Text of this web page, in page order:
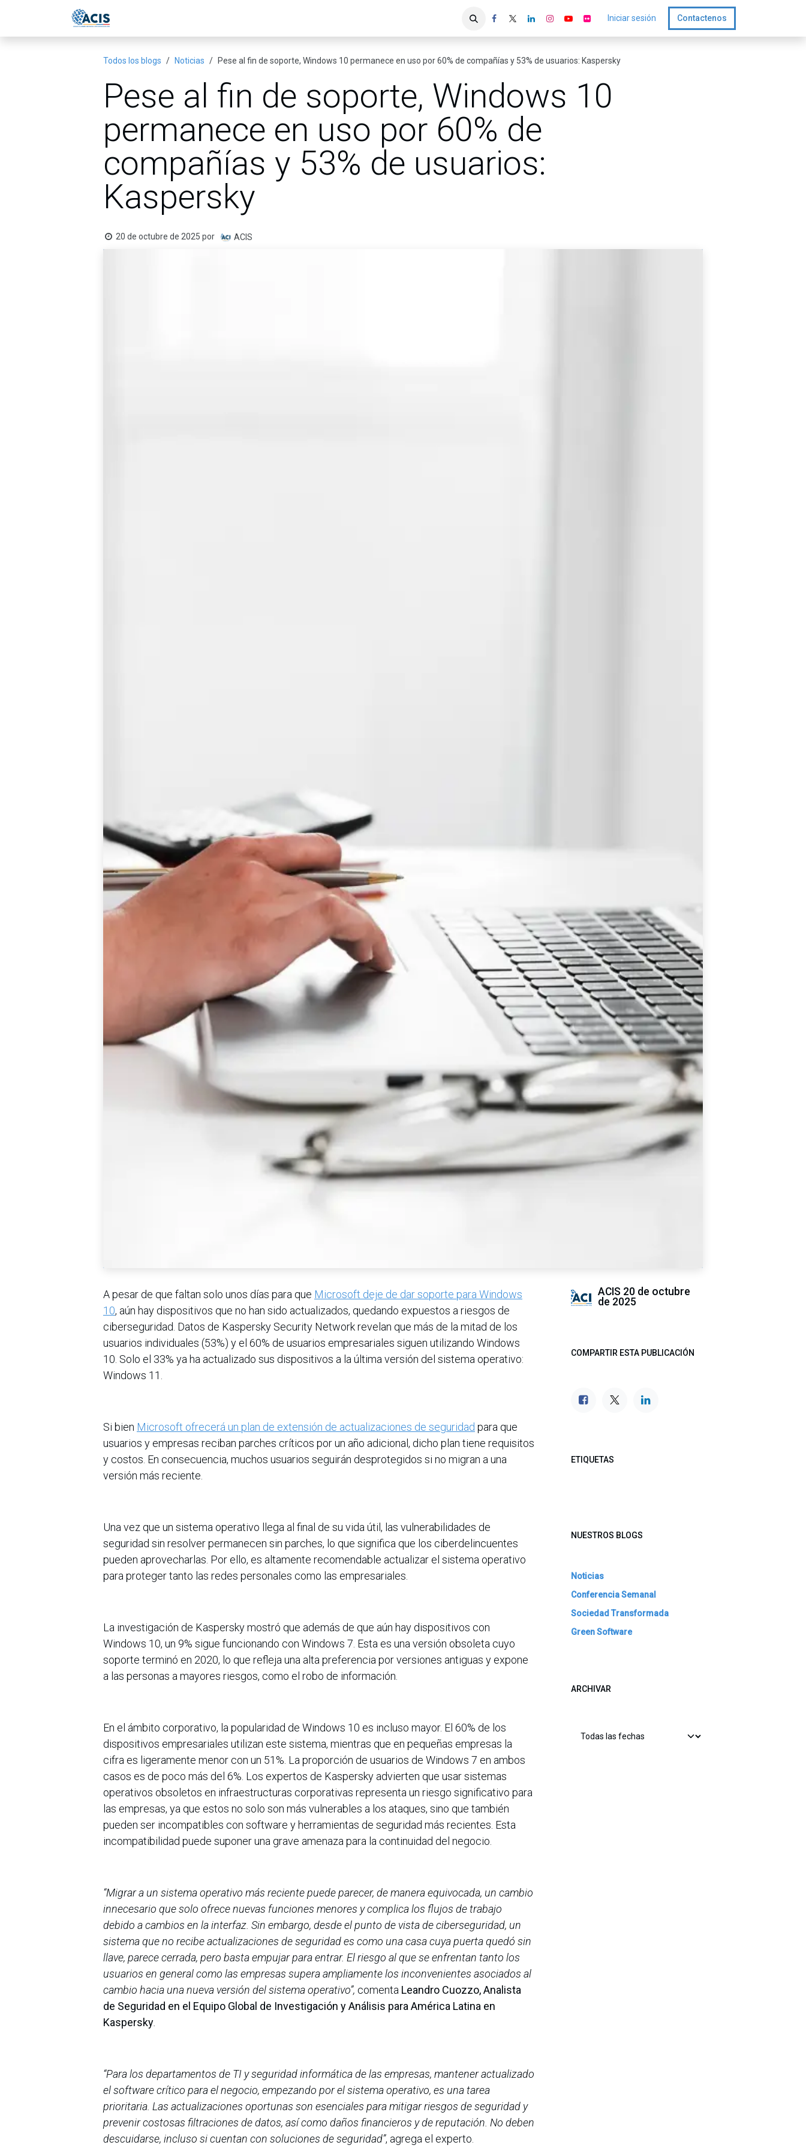
Iniciar sesión Contactenos
Todos los blogs Noticias Pese al fin de soporte, Windows 10 permanece en uso por 60% de compañías y 53% de usuarios: Kaspersky
Pese al fin de soporte, Windows 10
permanece en uso por 60% de
compañías y 53% de usuarios:
Kaspersky
20 de octubre de 2025 por ACIS
A pesar de que faltan solo unos días para que Microsoft deje de dar soporte para Windows
10, aún hay dispositivos que no han sido actualizados, quedando expuestos a riesgos de
ciberseguridad. Datos de Kaspersky Security Network revelan que más de la mitad de los
usuarios individuales (53%) y el 60% de usuarios empresariales siguen utilizando Windows
10. Solo el 33% ya ha actualizado sus dispositivos a la última versión del sistema operativo:
Windows 11.
Si bien Microsoft ofrecerá un plan de extensión de actualizaciones de seguridad para que
usuarios y empresas reciban parches críticos por un año adicional, dicho plan tiene requisitos
y costos. En consecuencia, muchos usuarios seguirán desprotegidos si no migran a una
versión más reciente.
Una vez que un sistema operativo llega al final de su vida útil, las vulnerabilidades de
seguridad sin resolver permanecen sin parches, lo que significa que los ciberdelincuentes
pueden aprovecharlas. Por ello, es altamente recomendable actualizar el sistema operativo
para proteger tanto las redes personales como las empresariales.
La investigación de Kaspersky mostró que además de que aún hay dispositivos con
Windows 10, un 9% sigue funcionando con Windows 7. Esta es una versión obsoleta cuyo
soporte terminó en 2020, lo que refleja una alta preferencia por versiones antiguas y expone
a las personas a mayores riesgos, como el robo de información.
En el ámbito corporativo, la popularidad de Windows 10 es incluso mayor. El 60% de los
dispositivos empresariales utilizan este sistema, mientras que en pequeñas empresas la
cifra es ligeramente menor con un 51%. La proporción de usuarios de Windows 7 en ambos
casos es de poco más del 6%. Los expertos de Kaspersky advierten que usar sistemas
operativos obsoletos en infraestructuras corporativas representa un riesgo significativo para
las empresas, ya que estos no solo son más vulnerables a los ataques, sino que también
pueden ser incompatibles con software y herramientas de seguridad más recientes. Esta
incompatibilidad puede suponer una grave amenaza para la continuidad del negocio.
“Migrar a un sistema operativo más reciente puede parecer, de manera equivocada, un cambio
innecesario que solo ofrece nuevas funciones menores y complica los flujos de trabajo
debido a cambios en la interfaz. Sin embargo, desde el punto de vista de ciberseguridad, un
sistema que no recibe actualizaciones de seguridad es como una casa cuya puerta quedó sin
llave, parece cerrada, pero basta empujar para entrar. El riesgo al que se enfrentan tanto los
usuarios en general como las empresas supera ampliamente los inconvenientes asociados al
cambio hacia una nueva versión del sistema operativo”, comenta Leandro Cuozzo, Analista
de Seguridad en el Equipo Global de Investigación y Análisis para América Latina en
Kaspersky
“Para los departamentos de TI y seguridad informática de las empresas, mantener actualizado
el software crítico para el negocio, empezando por el sistema operativo, es una tarea
prioritaria. Las actualizaciones oportunas son esenciales para mitigar riesgos de seguridad y
prevenir costosas filtraciones de datos, así como daños financieros y de reputación. No deben
descuidarse, incluso si cuentan con soluciones de seguridad”, agrega el experto.
ACIS 20 de octubre
de 2025
COMPARTIR ESTA PUBLICACIÓN
ETIQUETAS
NUESTROS BLOGS
Noticias
Conferencia Semanal
Sociedad Transformada
Green Software
ARCHIVAR